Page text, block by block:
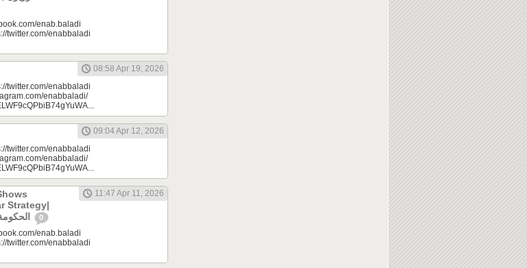
enab.baladi
twitter.com/enabbaladi
08:58 Apr 19, 2026
twitter.com/enabbaladi
enabbaladi/
09:04 Apr 12, 2026
twitter.com/enabbaladi
enabbaladi/
Strategy|
0
11:47 Apr 11, 2026
enab.baladi
twitter.com/enabbaladi